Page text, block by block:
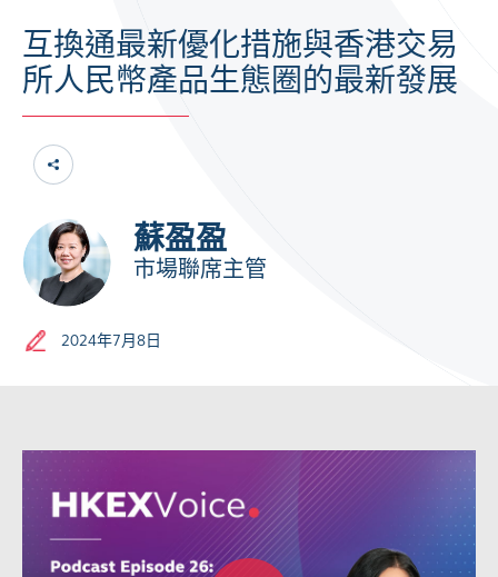
互換通最新優化措施與香港交易
所人民幣產品生態圈的最新發展
蘇盈盈
市場聯席主管
2024年7月8日